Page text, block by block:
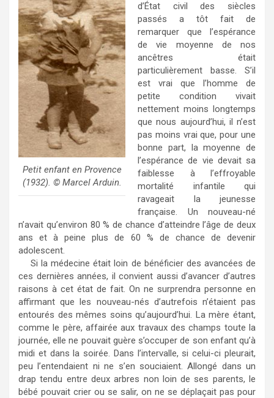
b
o
o
k
t
e
r
l
Petit enfant en Provence
(1932). © Marcel Arduin.
d’État civil des siècles
passés a tôt fait de
remarquer que l’espérance
de vie moyenne de nos
ancêtres était
particulièrement basse. S’il
est vrai que l’homme de
petite condition vivait
nettement moins longtemps
que nous aujourd’hui, il n’est
pas moins vrai que, pour une
bonne part, la moyenne de
l’espérance de vie devait sa
faiblesse à l’effroyable
mortalité infantile qui
ravageait la jeunesse
française. Un nouveau-né
n’avait qu’environ 80 % de chance d’atteindre l’âge de deux
ans et à peine plus de 60 % de chance de devenir
adolescent.
Si la médecine était loin de bénéficier des avancées de
ces dernières années, il convient aussi d’avancer d’autres
raisons à cet état de fait. On ne surprendra personne en
affirmant que les nouveau-nés d’autrefois n’étaient pas
entourés des mêmes soins qu’aujourd’hui. La mère étant,
comme le père, affairée aux travaux des champs toute la
journée, elle ne pouvait guère s’occuper de son enfant qu’à
midi et dans la soirée. Dans l’intervalle, si celui-ci pleurait,
peu l’entendaient ni ne s’en souciaient. Allongé dans un
drap tendu entre deux arbres non loin de ses parents, le
bébé pouvait crier ou se salir, on ne se déplaçait pas pour